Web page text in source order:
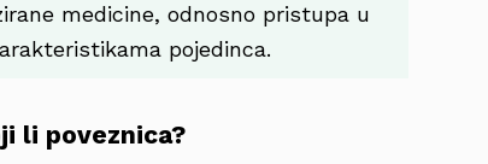
medicine, odnosno pristupa u
pojedinca.
li poveznica?